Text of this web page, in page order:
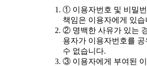
① 이용자번호 및 비밀번
책임은 이용자에게 있습
② 명백한 사유가 있는
용자가 이용자번호를
수 없습니다.
③ 이용자에게 부여된